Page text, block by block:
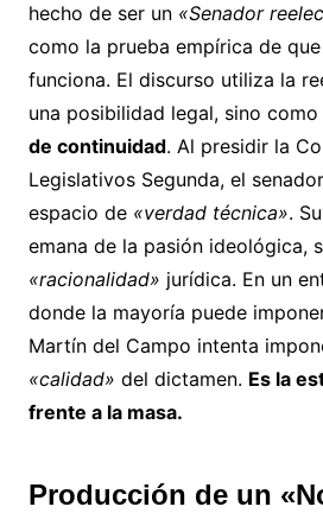
hecho de ser un «Senador
como la prueba empírica de
funciona. El discurso utiliza la
una posibilidad legal, sino como
de continuidad. Al presidir la
Legislativos Segunda, el
espacio de «verdad técnica».
emana de la pasión ideológica,
«racionalidad» jurídica. En un
donde la mayoría puede
Martín del Campo intenta
«calidad» del dictamen. Es la
frente a la masa.
Producción de un